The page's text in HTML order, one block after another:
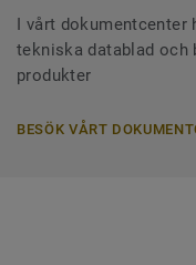
I vårt
tekniska datablad och
produkter
BESÖK VÅRT